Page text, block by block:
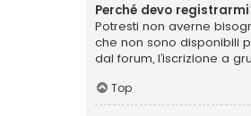
Perché devo
Potresti non averne
che non sono disponibili
dal forum, l’iscrizione a
Top